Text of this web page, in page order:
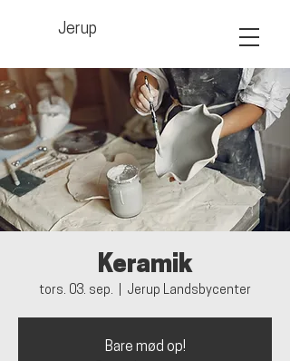
Jerup
Keramik
tors. 03. sep. Jerup Landsbycenter
Bare mød op!